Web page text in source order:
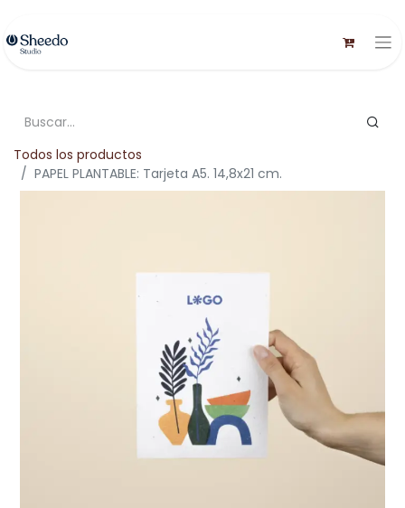
Todos los productos
PAPEL PLANTABLE: Tarjeta A5. 14,8x21 cm.